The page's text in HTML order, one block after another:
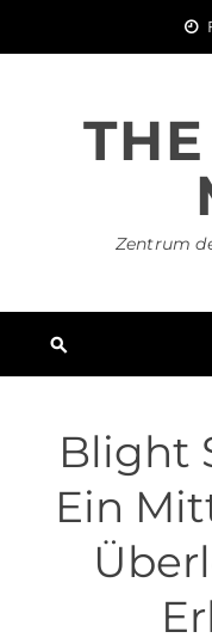
Zentrum
Blight
Ein